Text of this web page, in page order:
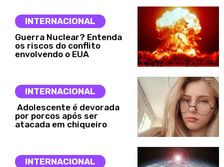
INTERNACIONAL
Guerra Nuclear? Entenda
os riscos do conflito
envolvendo o EUA
INTERNACIONAL
Adolescente é devorada
por porcos após ser
atacada em chiqueiro
INTERNACIONAL